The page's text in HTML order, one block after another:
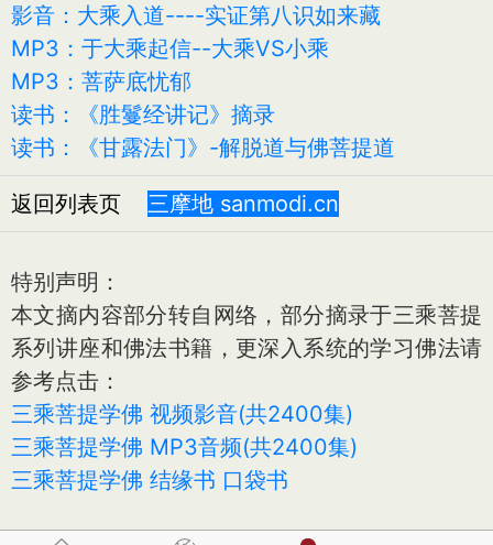
影音：大乘入道----实证第八识如来藏
MP3：于大乘起信--大乘VS小乘
MP3：菩萨底忧郁
读书：《胜鬘经讲记》摘录
读书：《甘露法门》-解脱道与佛菩提道
返回列表页 三摩地 sanmodi.cn
特别声明：
本文摘内容部分转自网络，部分摘录于三乘菩提
系列讲座和佛法书籍，更深入系统的学习佛法请
参考点击：
三乘菩提学佛 视频影音(共2400集)
三乘菩提学佛 MP3音频(共2400集)
三乘菩提学佛 结缘书 口袋书